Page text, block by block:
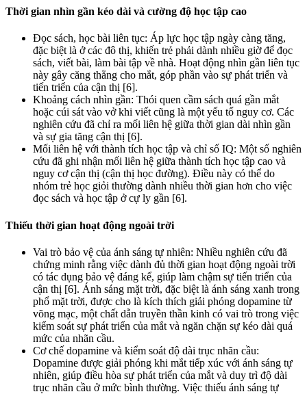
Thời gian nhìn gần kéo dài và cường độ học tập cao
Đọc sách, học bài liên tục: Áp lực học tập ngày càng tăng,
đặc biệt là ở các đô thị, khiến trẻ phải dành nhiều giờ để đọc
sách, viết bài, làm bài tập về nhà. Hoạt động nhìn gần liên tục
này gây căng thẳng cho mắt, góp phần vào sự phát triển và
tiến triển của cận thị [6].
Khoảng cách nhìn gần: Thói quen cầm sách quá gần mắt
hoặc cúi sát vào vở khi viết cũng là một yếu tố nguy cơ. Các
nghiên cứu đã chỉ ra mối liên hệ giữa thời gian dài nhìn gần
và sự gia tăng cận thị [6].
Mối liên hệ với thành tích học tập và chỉ số IQ: Một số nghiên
cứu đã ghi nhận mối liên hệ giữa thành tích học tập cao và
nguy cơ cận thị (cận thị học đường). Điều này có thể do
nhóm trẻ học giỏi thường dành nhiều thời gian hơn cho việc
đọc sách và học tập ở cự ly gần [6].
Thiếu thời gian hoạt động ngoài trời
Vai trò bảo vệ của ánh sáng tự nhiên: Nhiều nghiên cứu đã
chứng minh rằng việc dành đủ thời gian hoạt động ngoài trời
có tác dụng bảo vệ đáng kể, giúp làm chậm sự tiến triển của
cận thị [6]. Ánh sáng mặt trời, đặc biệt là ánh sáng xanh trong
phổ mặt trời, được cho là kích thích giải phóng dopamine từ
võng mạc, một chất dẫn truyền thần kinh có vai trò trong việc
kiểm soát sự phát triển của mắt và ngăn chặn sự kéo dài quá
mức của nhãn cầu.
Cơ chế dopamine và kiểm soát độ dài trục nhãn cầu:
Dopamine được giải phóng khi mắt tiếp xúc với ánh sáng tự
nhiên, giúp điều hòa sự phát triển của mắt và duy trì độ dài
trục nhãn cầu ở mức bình thường. Việc thiếu ánh sáng tự